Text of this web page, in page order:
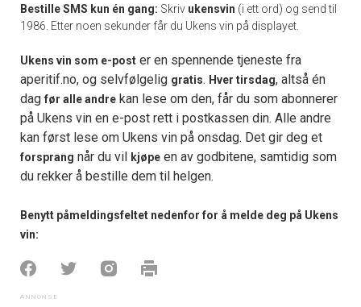
Bestille SMS kun én gang: Skriv ukensvin (i ett ord) og send til
1986. Etter noen sekunder får du Ukens vin på displayet.
Ukens vin som e-post er en spennende tjeneste fra
aperitif.no, og selvfølgelig gratis. Hver tirsdag, altså én
dag før alle andre kan lese om den, får du som abonnerer
på Ukens vin en e-post rett i postkassen din. Alle andre
kan først lese om Ukens vin på onsdag. Det gir deg et
forsprang når du vil kjøpe en av godbitene, samtidig som
du rekker å bestille dem til helgen.
Benytt påmeldingsfeltet nedenfor for å melde deg på Ukens
vin: